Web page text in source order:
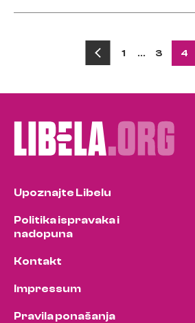
Posts
pagination
1 … 3 4
Upoznajte Libelu
Politika ispravaka i
nadopuna
Kontakt
Impressum
Pravila ponašanja